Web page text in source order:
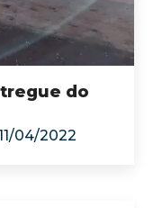
do
04/2022